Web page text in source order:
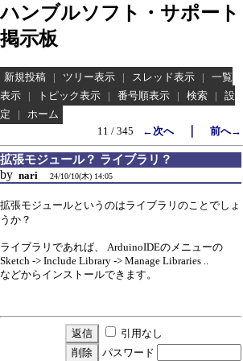
ハンブルソフト・サポート
掲示板
新規投稿 | ツリー表示 | スレッド表示 |
一覧
表示
| トピック表示 | 番号順表示 | 検索 |
設
定
|
ホーム
11 / 345
←次へ｜ 前へ→
拡張モジュール？ ライブラリ？
by nari 24/10/10(木) 14:05
拡張モジュールというのはライブラリのことでしょ
うか？
ライブラリであれば、 ArduinoIDEのメニューの
Sketch -> Include Library -> Manage Libraries ..
などからインストールできます。
引用なし
パスワード